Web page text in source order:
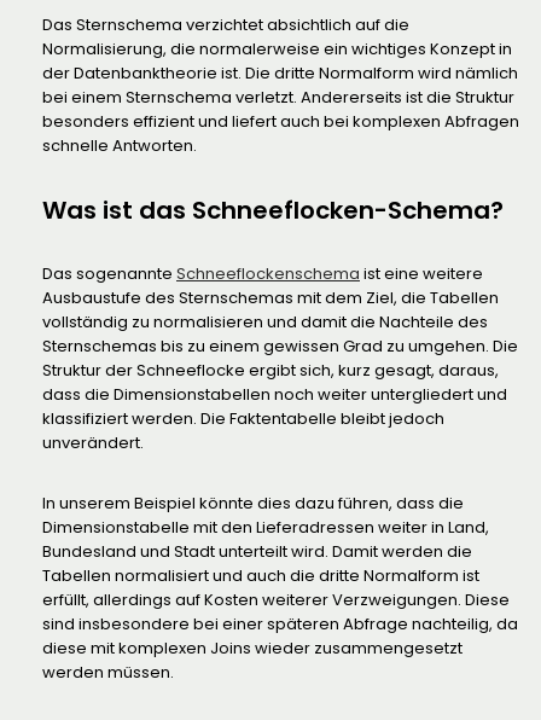
Das Sternschema verzichtet absichtlich auf die
Normalisierung, die normalerweise ein wichtiges Konzept in
der Datenbanktheorie ist. Die dritte Normalform wird nämlich
bei einem Sternschema verletzt. Andererseits ist die Struktur
besonders effizient und liefert auch bei komplexen Abfragen
schnelle Antworten.
Was ist das Schneeflocken-Schema?
Das sogenannte Schneeflockenschema ist eine weitere
Ausbaustufe des Sternschemas mit dem Ziel, die Tabellen
vollständig zu normalisieren und damit die Nachteile des
Sternschemas bis zu einem gewissen Grad zu umgehen. Die
Struktur der Schneeflocke ergibt sich, kurz gesagt, daraus,
dass die Dimensionstabellen noch weiter untergliedert und
klassifiziert werden. Die Faktentabelle bleibt jedoch
unverändert.
In unserem Beispiel könnte dies dazu führen, dass die
Dimensionstabelle mit den Lieferadressen weiter in Land,
Bundesland und Stadt unterteilt wird. Damit werden die
Tabellen normalisiert und auch die dritte Normalform ist
erfüllt, allerdings auf Kosten weiterer Verzweigungen. Diese
sind insbesondere bei einer späteren Abfrage nachteilig, da
diese mit komplexen Joins wieder zusammengesetzt
werden müssen.